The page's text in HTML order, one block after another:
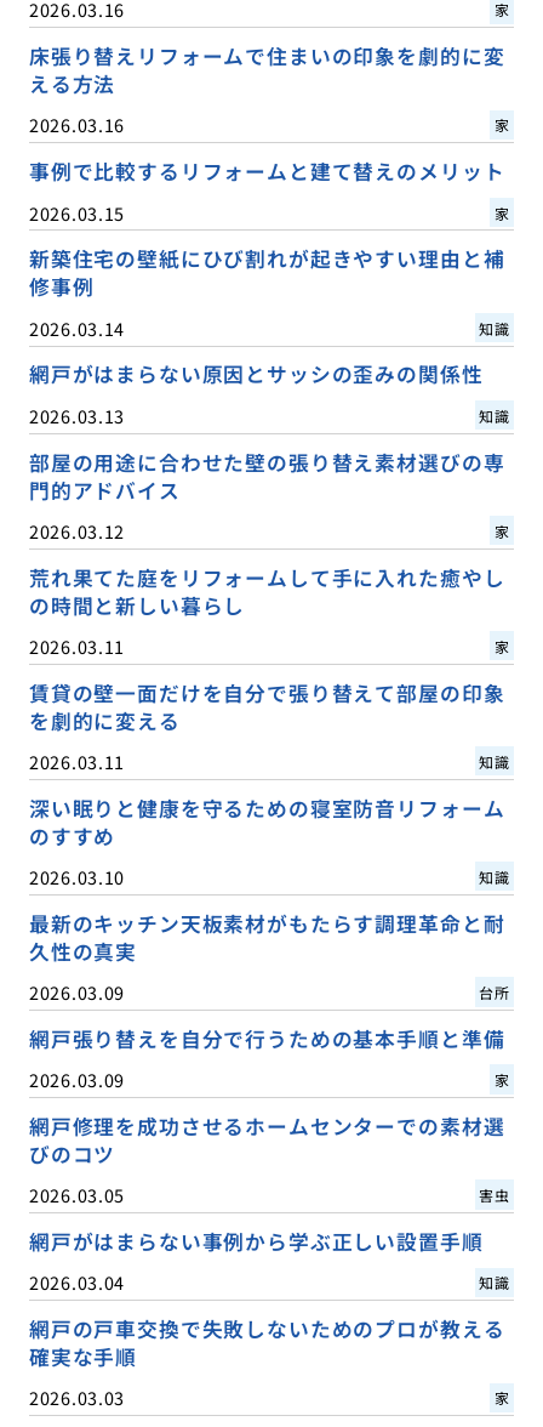
2026.03.16 家
床張り替えリフォームで住まいの印象を劇的に変
える方法
2026.03.16 家
事例で比較するリフォームと建て替えのメリット
2026.03.15 家
新築住宅の壁紙にひび割れが起きやすい理由と補
修事例
2026.03.14 知識
網戸がはまらない原因とサッシの歪みの関係性
2026.03.13 知識
部屋の用途に合わせた壁の張り替え素材選びの専
門的アドバイス
2026.03.12 家
荒れ果てた庭をリフォームして手に入れた癒やし
の時間と新しい暮らし
2026.03.11 家
賃貸の壁一面だけを自分で張り替えて部屋の印象
を劇的に変える
2026.03.11 知識
深い眠りと健康を守るための寝室防音リフォーム
のすすめ
2026.03.10 知識
最新のキッチン天板素材がもたらす調理革命と耐
久性の真実
2026.03.09 台所
網戸張り替えを自分で行うための基本手順と準備
2026.03.09 家
網戸修理を成功させるホームセンターでの素材選
びのコツ
2026.03.05 害虫
網戸がはまらない事例から学ぶ正しい設置手順
2026.03.04 知識
網戸の戸車交換で失敗しないためのプロが教える
確実な手順
2026.03.03 家